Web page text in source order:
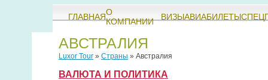
ГЛАВНАЯО
КОМПАНИИ
ВИЗЫАВИАБИЛЕТЫ
АВСТРАЛИЯ
Luxor Tour » Страны » Австралия
ВАЛЮТА И ПОЛИТИКА